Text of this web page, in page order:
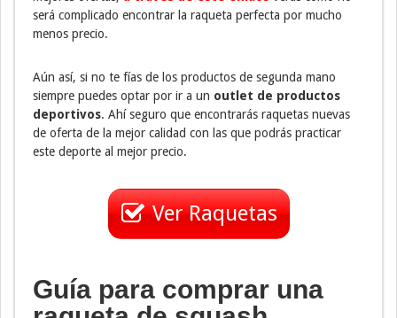
será complicado encontrar la raqueta perfecta por mucho
menos precio.
Aún así, si no te fías de los productos de segunda mano
siempre puedes optar por ir a un outlet de productos
deportivos. Ahí seguro que encontrarás raquetas nuevas
de oferta de la mejor calidad con las que podrás practicar
este deporte al mejor precio.
Ver Raquetas
Guía para comprar una